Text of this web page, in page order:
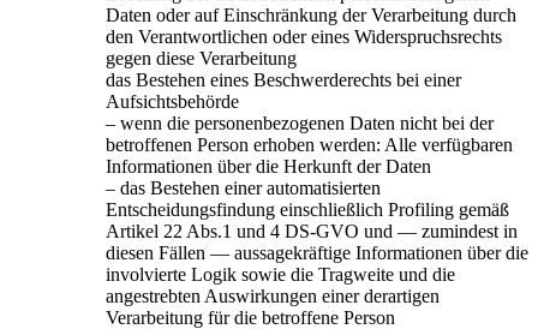
Daten oder auf Einschränkung der Verarbeitung durch
den Verantwortlichen oder eines Widerspruchsrechts
gegen diese Verarbeitung
das Bestehen eines Beschwerderechts bei einer
Aufsichtsbehörde
– wenn die personenbezogenen Daten nicht bei der
betroffenen Person erhoben werden: Alle verfügbaren
Informationen über die Herkunft der Daten
– das Bestehen einer automatisierten
Entscheidungsfindung einschließlich Profiling gemäß
Artikel 22 Abs.1 und 4 DS-GVO und — zumindest in
diesen Fällen — aussagekräftige Informationen über die
involvierte Logik sowie die Tragweite und die
angestrebten Auswirkungen einer derartigen
Verarbeitung für die betroffene Person